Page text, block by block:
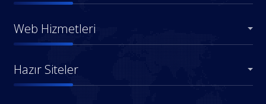
Web Hizmetleri
Hazır Siteler